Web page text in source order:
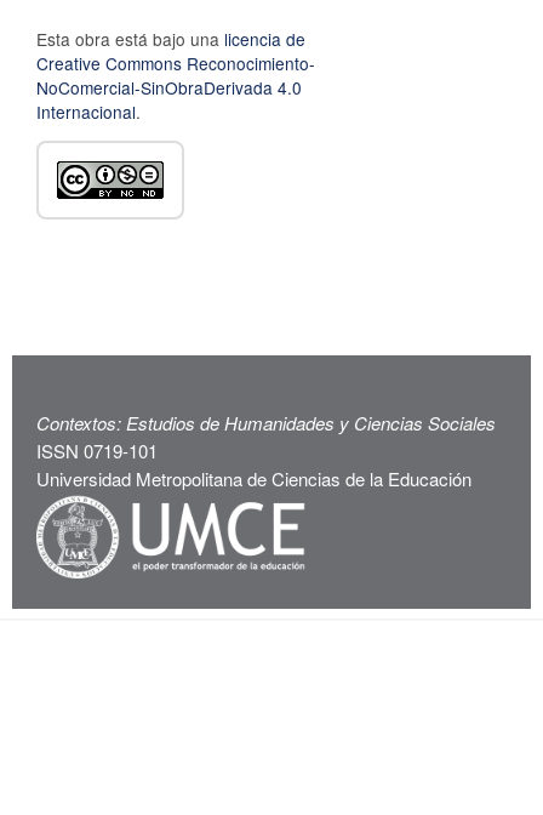
Esta obra está bajo una licencia de
Creative Commons Reconocimiento-
NoComercial-SinObraDerivada 4.0
Internacional.
Contextos: Estudios de Humanidades y Ciencias Sociales
ISSN 0719-101
Universidad Metropolitana de Ciencias de la Educación